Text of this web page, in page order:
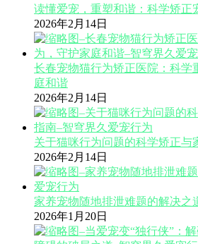
读懂爱宠，重塑和谐：科学矫正
2026年2月14日
长春宠物猫行为矫正医院：科学
庭和谐
2026年2月14日
关于猫咪行为问题的科学矫正与
2026年2月14日
家养宠物随地排泄难题的解决之
2026年1月20日